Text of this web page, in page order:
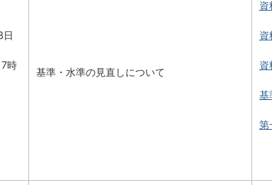
時
基準・水準の見直しについて
資
資
資
基
第